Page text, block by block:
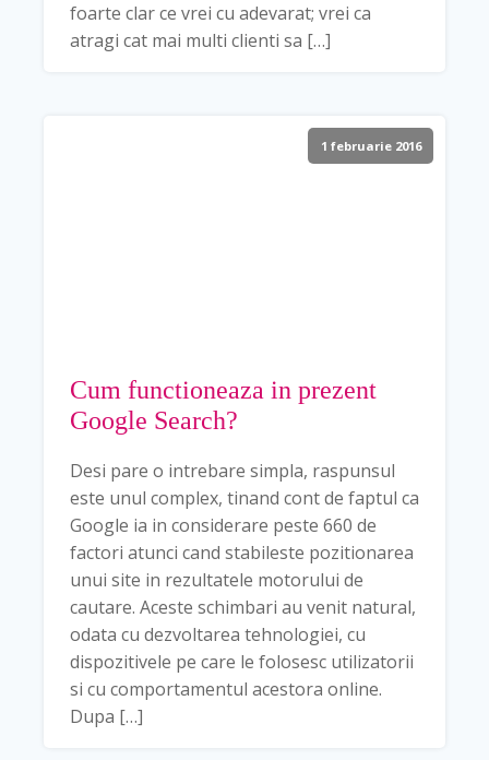
foarte clar ce vrei cu adevarat; vrei ca
atragi cat mai multi clienti sa […]
1 februarie 2016
Cum functioneaza in prezent
Google Search?
Desi pare o intrebare simpla, raspunsul
este unul complex, tinand cont de faptul ca
Google ia in considerare peste 660 de
factori atunci cand stabileste pozitionarea
unui site in rezultatele motorului de
cautare. Aceste schimbari au venit natural,
odata cu dezvoltarea tehnologiei, cu
dispozitivele pe care le folosesc utilizatorii
si cu comportamentul acestora online.
Dupa […]